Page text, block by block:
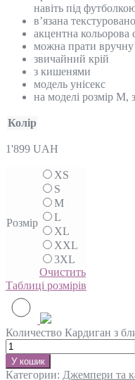
навіть під
в’язана
акцентна кольорова
можна прати вручну
звичайний крій
з кишенями
модель унісекс
на моделі розмір M,
Колір
1'899 UAH
Розмір
XS
S
M
L
XL
XXL
3XL
Очистить
Таблиці розмірів
Количество Кардиган з
У кошик
Категории: Джемпери та